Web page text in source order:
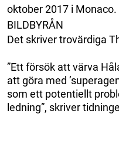
oktober 2017 i
BILDBYRÅN
Det skriver trovärdiga
”Ett försök att värva
att göra med
som ett potentiellt
ledning”, skriver